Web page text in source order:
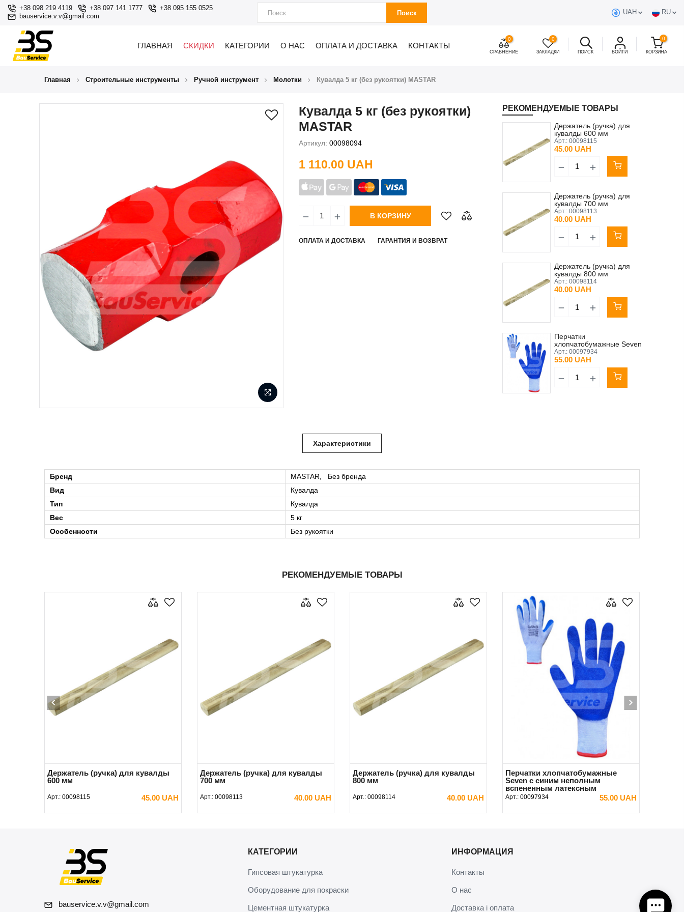
+38 098 219 4119 +38 097 141 1777
+38 095 155 0525
bauservice.v.v@gmail.com
Поиск UAH RU
ГЛАВНАЯ СКИДКИ КАТЕГОРИИ О НАС ОПЛАТА И ДОСТАВКА КОНТАКТЫ
0
СРАВНЕНИЕ
0
ЗАКЛАДКИ ПОИСК ВОЙТИ
0
КОРЗИНА
Главная Строительные инструменты Ручной инструмент Молотки Кувалда 5 кг (без рукоятки) MASTAR
Кувалда 5 кг (без рукоятки)
MASTAR
Артикул: 00098094
1 110.00 UAH
В КОРЗИНУ
ОПЛАТА И ДОСТАВКА ГАРАНТИЯ И ВОЗВРАТ
РЕКОМЕНДУЕМЫЕ ТОВАРЫ
Держатель (ручка) для
кувалды 600 мм
Арт.: 00098115
45.00 UAH
Держатель (ручка) для
кувалды 700 мм
Арт.: 00098113
40.00 UAH
Держатель (ручка) для
кувалды 800 мм
Арт.: 00098114
40.00 UAH
Перчатки
хлопчатобумажные Seven
с синим неполным
вспененным латексным
покрытием 10 (XL)
Арт.: 00097934
55.00 UAH
Характеристики
Бренд
MASTAR, Без бренда
Вид
Кувалда
Тип
Кувалда
Вес
5 кг
Особенности
Без рукоятки
РЕКОМЕНДУЕМЫЕ ТОВАРЫ
Держатель (ручка) для кувалды
600 мм
Арт.: 00098115 45.00 UAH
В КОРЗИНУ
Держатель (ручка) для кувалды
700 мм
Арт.: 00098113 40.00 UAH
В КОРЗИНУ
Держатель (ручка) для кувалды
800 мм
Арт.: 00098114 40.00 UAH
В КОРЗИНУ
Перчатки хлопчатобумажные
Seven с синим неполным
вспененным латексным
покрытием 10 (XL)
Арт.: 00097934 55.00 UAH
В КОРЗИНУ
bauservice.v.v@gmail.com
КАТЕГОРИИ
Гипсовая штукатурка
Оборудование для покраски
Цементная штукатурка
ИНФОРМАЦИЯ
Контакты
О нас
Доставка і оплата